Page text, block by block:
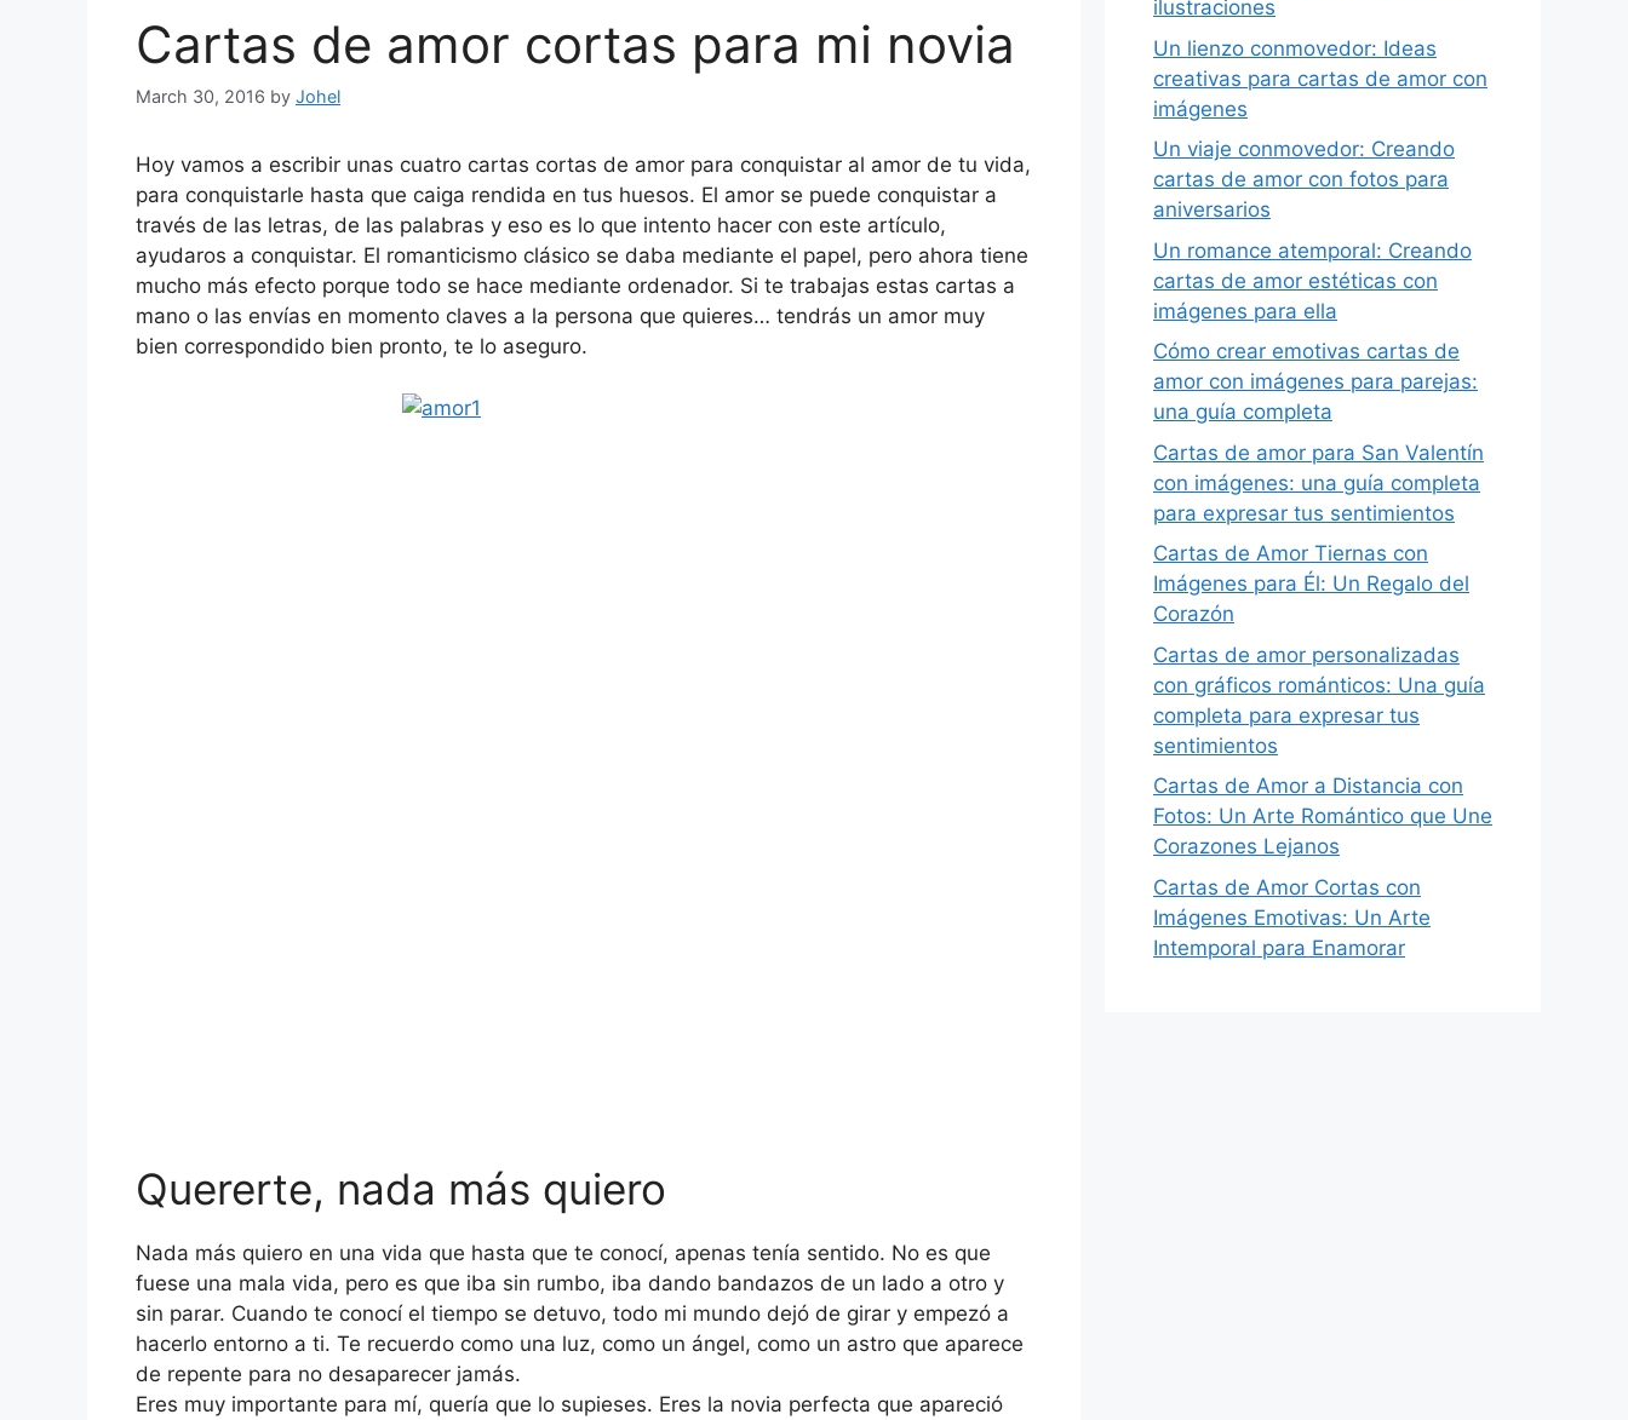
Cartas de amor cortas para mi novia
March 30, 2016 by Johel
Hoy vamos a escribir unas cuatro cartas cortas de amor para conquistar al amor de tu vida,
para conquistarle hasta que caiga rendida en tus huesos. El amor se puede conquistar a
través de las letras, de las palabras y eso es lo que intento hacer con este artículo,
ayudaros a conquistar. El romanticismo clásico se daba mediante el papel, pero ahora tiene
mucho más efecto porque todo se hace mediante ordenador. Si te trabajas estas cartas a
mano o las envías en momento claves a la persona que quieres… tendrás un amor muy
bien correspondido bien pronto, te lo aseguro.
Quererte, nada más quiero
Nada más quiero en una vida que hasta que te conocí, apenas tenía sentido. No es que
fuese una mala vida, pero es que iba sin rumbo, iba dando bandazos de un lado a otro y
sin parar. Cuando te conocí el tiempo se detuvo, todo mi mundo dejó de girar y empezó a
hacerlo entorno a ti. Te recuerdo como una luz, como un ángel, como un astro que aparece
de repente para no desaparecer jamás.
Eres muy importante para mí, quería que lo supieses. Eres la novia perfecta que apareció
ilustraciones
Un lienzo conmovedor: Ideas
creativas para cartas de amor con
imágenes
Un viaje conmovedor: Creando
cartas de amor con fotos para
aniversarios
Un romance atemporal: Creando
cartas de amor estéticas con
imágenes para ella
Cómo crear emotivas cartas de
amor con imágenes para parejas:
una guía completa
Cartas de amor para San Valentín
con imágenes: una guía completa
para expresar tus sentimientos
Cartas de Amor Tiernas con
Imágenes para Él: Un Regalo del
Corazón
Cartas de amor personalizadas
con gráficos románticos: Una guía
completa para expresar tus
sentimientos
Cartas de Amor a Distancia con
Fotos: Un Arte Romántico que Une
Corazones Lejanos
Cartas de Amor Cortas con
Imágenes Emotivas: Un Arte
Intemporal para Enamorar